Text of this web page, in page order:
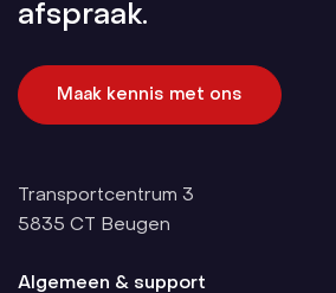
afspraak.
Maak kennis met ons
Transportcentrum 3
5835 CT Beugen
Algemeen & support